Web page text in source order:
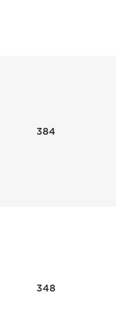
384
348